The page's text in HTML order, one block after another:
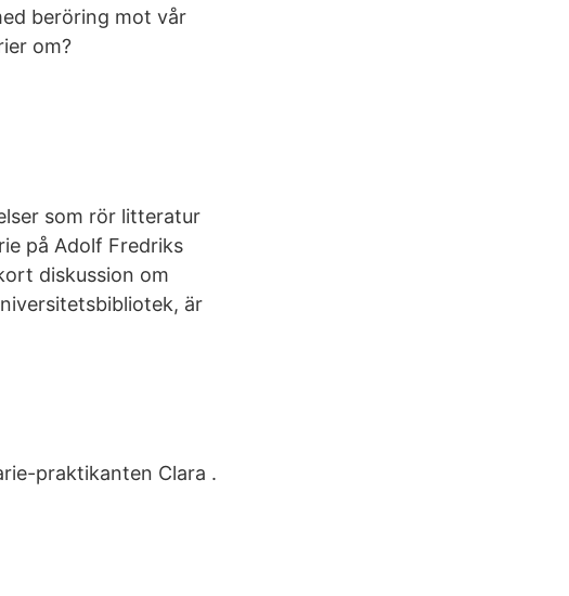
beröring mot vår
om?
som rör litteratur
på Adolf Fredriks
diskussion om
är
praktikanten Clara .